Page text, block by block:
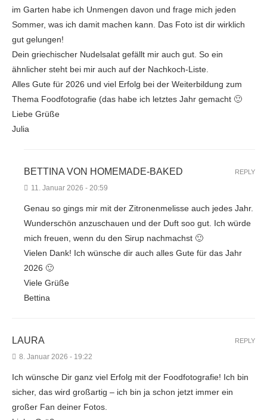
im Garten habe ich Unmengen davon und frage mich jeden
Sommer, was ich damit machen kann. Das Foto ist dir wirklich
gut gelungen!
Dein griechischer Nudelsalat gefällt mir auch gut. So ein
ähnlicher steht bei mir auch auf der Nachkoch-Liste.
Alles Gute für 2026 und viel Erfolg bei der Weiterbildung zum
Thema Foodfotografie (das habe ich letztes Jahr gemacht 🙂
Liebe Grüße
Julia
BETTINA VON HOMEMADE-BAKED
11. Januar 2026 - 20:59
Genau so gings mir mit der Zitronenmelisse auch jedes Jahr.
Wunderschön anzuschauen und der Duft soo gut. Ich würde
mich freuen, wenn du den Sirup nachmachst 🙂
Vielen Dank! Ich wünsche dir auch alles Gute für das Jahr
2026 🙂
Viele Grüße
Bettina
REPLY
LAURA
8. Januar 2026 - 19:22
Ich wünsche Dir ganz viel Erfolg mit der Foodfotografie! Ich bin
sicher, das wird großartig – ich bin ja schon jetzt immer ein
großer Fan deiner Fotos.
REPLY